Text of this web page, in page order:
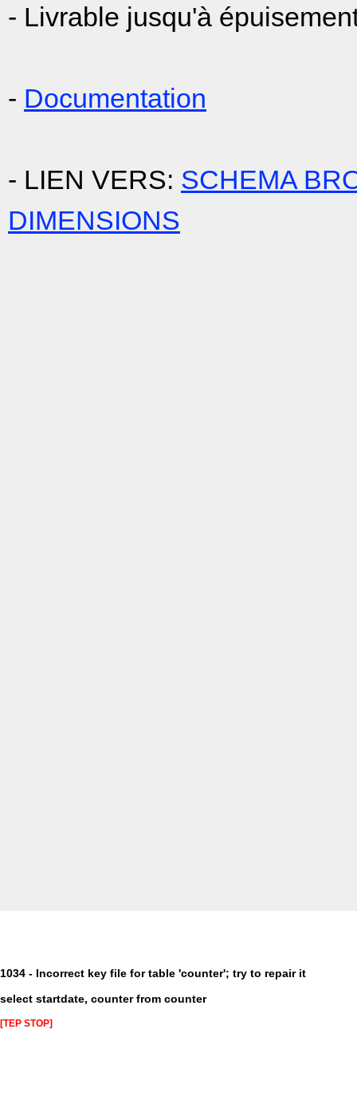
- Livrable jusqu'à
- Documentation
- LIEN VERS: SCHEMA
DIMENSIONS
1034 - Incorrect key file for table 'counter'; try to repair it
select startdate, counter from counter
[TEP STOP]